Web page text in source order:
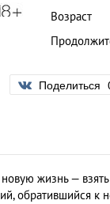
Возраст
Поделиться
новую жизнь —
обратившийся